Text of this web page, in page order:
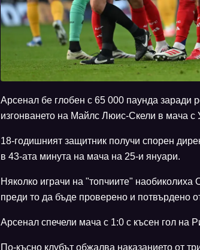
Арсенал бе глобен с 65 000 паунда заради
изгонването на Майлс Люис-Скели в мача
18-годишният защитник получи спорен
в 43-ата минута на мача на 25-и януари.
Няколко играчи на "топчиите"
преди то да бъде проверено и потвърдено
Арсенал спечели мача с 1:0 с късен гол на
По-късно клубът обжалва наказанието от